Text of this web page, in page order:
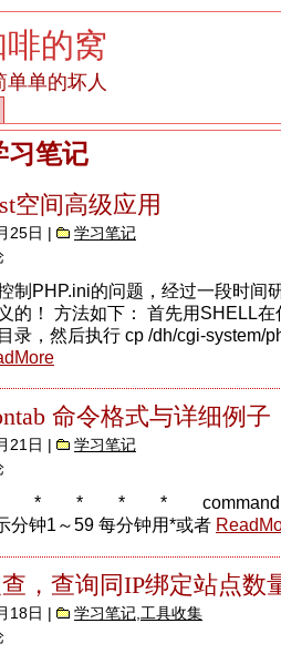
的窝
单单的坏人
习笔记
空间高级应用
25日 | 学习笔记
制PHP.ini的问题，经过一段时间
的！ 方法如下： 首先用SHELL
录，然后执行 cp /dh/cgi-system/
命令格式与详细例子
21日 | 学习笔记
: * * * * * command
分钟1～59 每分钟用*或者
，查询同IP绑定站点数
18日 | 学习笔记 工具收集